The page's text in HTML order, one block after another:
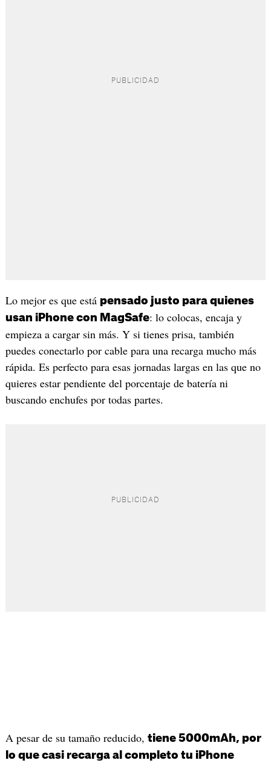
Lo mejor es que está pensado justo para quienes
usan iPhone con MagSafe: lo colocas, encaja y
empieza a cargar sin más. Y si tienes prisa, también
puedes conectarlo por cable para una recarga mucho más
rápida. Es perfecto para esas jornadas largas en las que no
quieres estar pendiente del porcentaje de batería ni
buscando enchufes por todas partes.
A pesar de su tamaño reducido, tiene 5000mAh, por
lo que casi recarga al completo tu iPhone